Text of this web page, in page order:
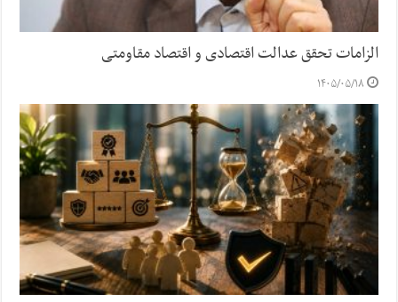
الزامات تحقق عدالت اقتصادی و اقتصاد مقاومتی
۱۴۰۵/۰۵/۱۸